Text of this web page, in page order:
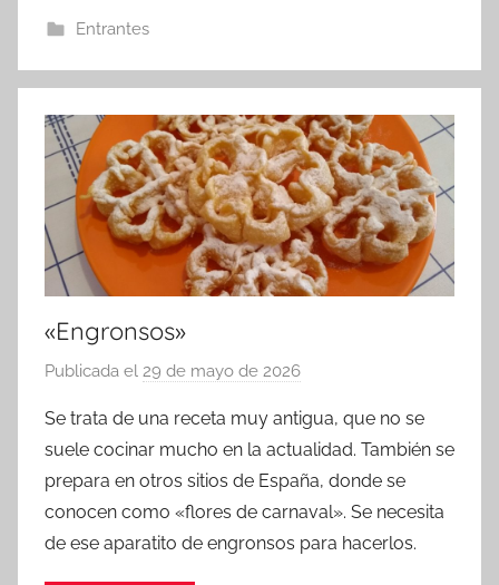
Entrantes
«Engronsos»
Publicada el 29 de mayo de 2026
r
a
d
m
i
Se trata de una receta muy antigua, que no se
suele cocinar mucho en la actualidad. También se
prepara en otros sitios de España, donde se
conocen como «flores de carnaval». Se necesita
de ese aparatito de engronsos para hacerlos.